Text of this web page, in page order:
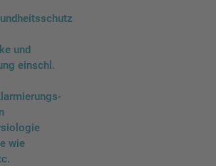
und
einschl.
wie